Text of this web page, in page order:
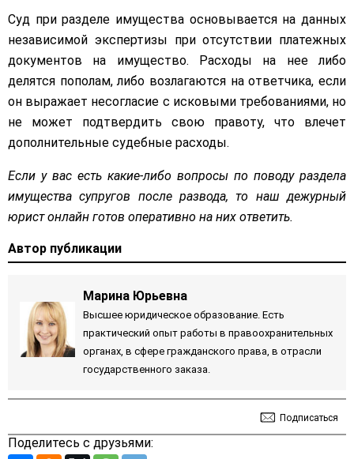
Суд при разделе имущества основывается на данных
независимой экспертизы при отсутствии платежных
документов на имущество. Расходы на нее либо
делятся пополам, либо возлагаются на ответчика, если
он выражает несогласие с исковыми требованиями, но
не может подтвердить свою правоту, что влечет
дополнительные судебные расходы.
Если у вас есть какие-либо вопросы по поводу раздела
имущества супругов после развода, то наш дежурный
юрист онлайн готов оперативно на них ответить.
Автор публикации
Марина Юрьевна
Высшее юридическое образование. Есть
практический опыт работы в правоохранительных
органах, в сфере гражданского права, в отрасли
государственного заказа.
Подписаться
Поделитесь с друзьями: